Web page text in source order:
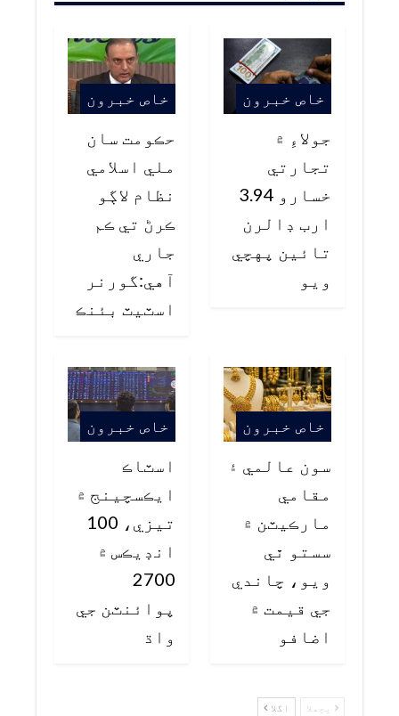
خاص خبرون
جولاءِ ۾
تجارتي
خسارو 3.94
ارب ڊالرن
تائين پهچي
ويو
خاص خبرون
حڪومت سان
ملي اسلامي
نظام لاڳو
ڪرڻ تي ڪم
جاري
آهي:گورنر
اسٽيٽ بئنڪ
خاص خبرون
سون عالمي ۽
مقامي
مارڪيٽن ۾
سستو ٿي
ويو، چاندي
جي قيمت ۾
اضافو
خاص خبرون
اسٽاڪ
ايڪسچينج ۾
تيزي، 100
انڊيڪس ۾
2700
پوائنٽن جي
واڌ
پچھلا اگلا